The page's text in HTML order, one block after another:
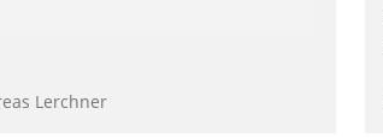
Lerchner